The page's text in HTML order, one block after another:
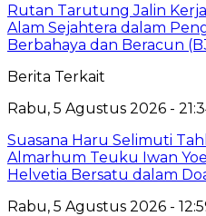
Rutan Tarutung Jalin
Alam Sejahtera dalam
Berbahaya dan Beracun
Berita Terkait
Rabu, 5 Agustus 2026 -
Suasana Haru Selimuti
Almarhum Teuku Iwan
Helvetia Bersatu dalam
Rabu, 5 Agustus 2026 -